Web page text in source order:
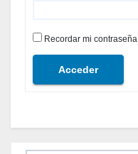
Recordar mi contraseña
Acceder